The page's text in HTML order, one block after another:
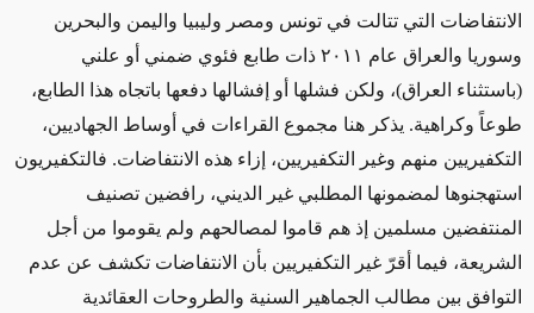
الانتفاضات التي تتالت في تونس ومصر وليبيا واليمن والبحرين
وسوريا والعراق عام ٢٠١١ ذات طابع فئوي ضمني أو علني
(باستثناء العراق)، ولكن فشلها أو إفشالها دفعها باتجاه هذا الطابع،
طوعاً وكراهية. يذكر هنا مجموع القراءات في أوساط الجهاديين،
التكفيريين منهم وغير التكفيريين، إزاء هذه الانتفاضات. فالتكفيريون
استهجنوها لمضمونها المطلبي غير الديني، رافضين تصنيف
المنتفضين مسلمين إذ هم قاموا لمصالحهم ولم يقوموا من أجل
الشريعة، فيما أقرّ غير التكفيريين بأن الانتفاضات تكشف عن عدم
التوافق بين مطالب الجماهير السنية والطروحات العقائدية